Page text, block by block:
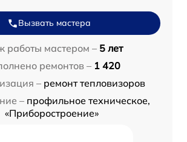
Вызвать мастера
работы мастером – 5 лет
ремонтов – 1 420
– ремонт тепловизоров
– профильное техническое,
«Приборостроение»